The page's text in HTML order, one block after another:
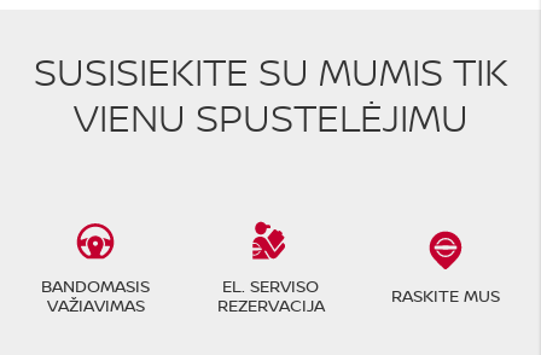
SUSISIEKITE SU MUMIS TIK
VIENU SPUSTELĖJIMU
BANDOMASIS
VAŽIAVIMAS
EL. SERVISO
REZERVACIJA
RASKITE MUS